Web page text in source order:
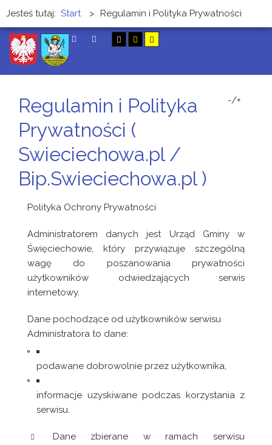
Jesteś tutaj: Start > Regulamin i Polityka Prywatności
Regulamin i Polityka
Prywatności (
Swieciechowa.pl /
Bip.Swieciechowa.pl )
-/+
Polityka Ochrony Prywatności
Administratorem danych jest Urząd Gminy w
Święciechowie, który przywiązuje szczególną
wagę do poszanowania prywatności
użytkowników odwiedzających serwis
internetowy.
Dane pochodzące od użytkowników serwisu
Administratora to dane:
podawane dobrowolnie przez użytkownika,
informacje uzyskiwane podczas korzystania z
serwisu.
Dane zbierane w ramach serwisu